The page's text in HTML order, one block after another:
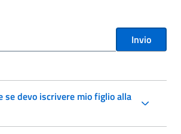
Invio
se devo iscrivere mio figlio alla